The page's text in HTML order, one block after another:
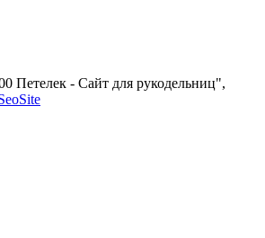
Петелек - Сайт для рукодельниц",